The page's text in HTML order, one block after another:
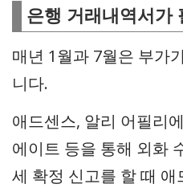
은행 거래내역서가
매년 1월과 7월은 부가
니다.
애드센스, 알리 어필리
에이트 등을 통해 외화
세 확정 신고를 할 때